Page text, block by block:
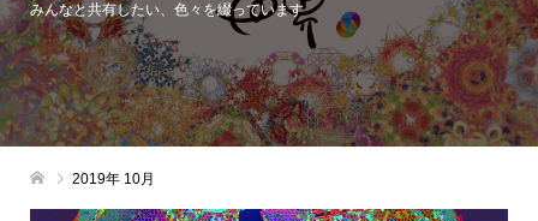
みんなと共有したい、色々を綴っています
2019年 10月